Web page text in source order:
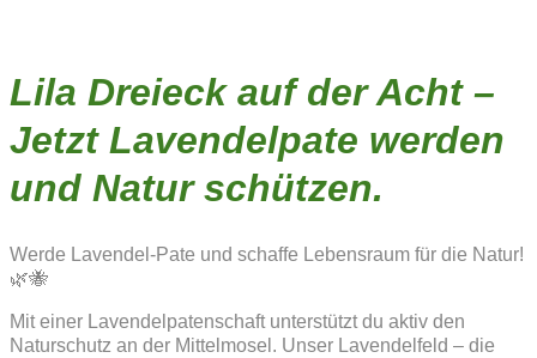
Lila Dreieck auf der Acht –
Jetzt Lavendelpate werden
und Natur schützen.
Werde Lavendel-Pate und schaffe Lebensraum für die Natur!
🌿🐝
Mit einer Lavendelpatenschaft unterstützt du aktiv den
Naturschutz an der Mittelmosel. Unser Lavendelfeld – die